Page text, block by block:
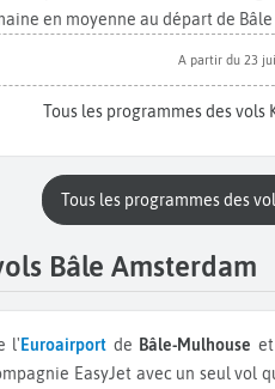
en moyenne au départ de Bâle
A partir du 23
Tous les programmes des vols
Tous les programmes des
Bâle Amsterdam
l'Euroairport de Bâle-Mulhouse
EasyJet avec un seul vol